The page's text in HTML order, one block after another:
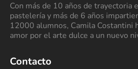
Con más de 10 años de trayectoria
pastelería y más de 6 años
12000 alumnos, Camila Costantini
amor por el arte dulce a un nuevo
Contacto